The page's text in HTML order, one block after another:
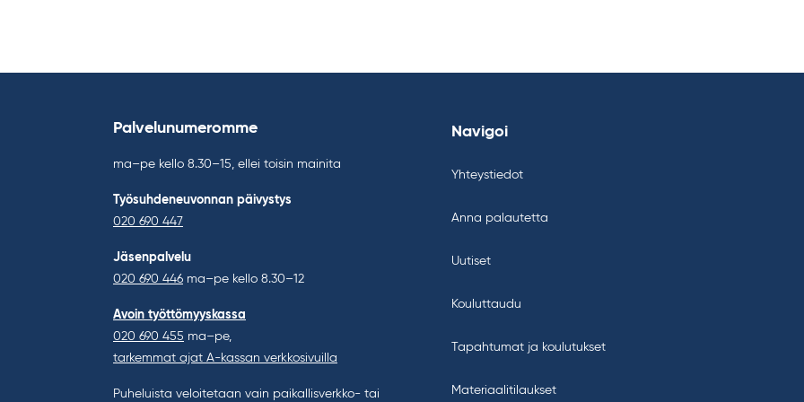
Palvelunumeromme
ma–pe kello 8.30–15, ellei toisin mainita
Työsuhdeneuvonnan päivystys
020 690 447
Jäsenpalvelu
020 690 446 ma–pe kello 8.30–12
Avoin työttömyyskassa
020 690 455 ma–pe,
tarkemmat ajat A-kassan verkkosivuilla
Puheluista veloitetaan vain paikallisverkko- tai
Navigoi
Yhteystiedot
Anna palautetta
Uutiset
Kouluttaudu
Tapahtumat ja koulutukset
Materiaalitilaukset